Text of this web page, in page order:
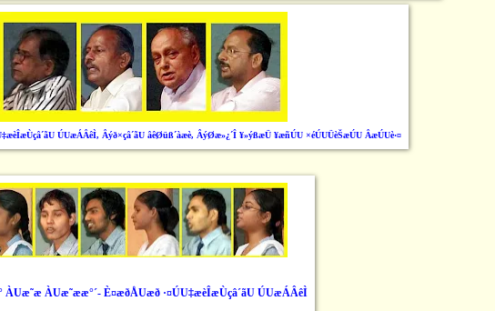
ÚUæÁÂêÌ, Âýð×çâ´ãU âêØüß´àæè, ÂýØæ»¿´Î ¥»ýßæÜ ¥æñÚU ×éÚUÜèŠæÚU ÂæÚUè·¤
ÀUæ˜æ ÀUæ˜ææ°´- È¤æðÅUæð ·¤ÚU‡æèÎæÙçâ´ãU ÚUæÁÂêÌ